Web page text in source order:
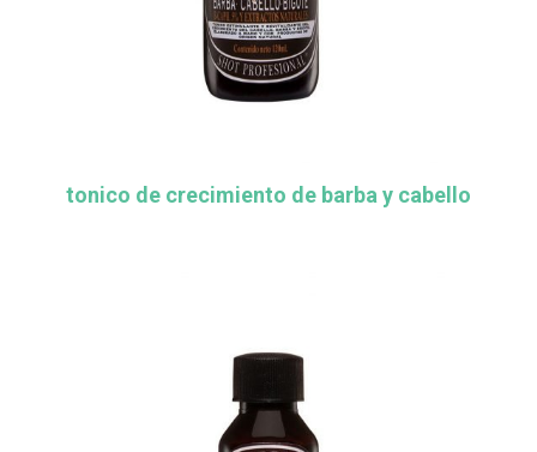
tonico de crecimiento de barba y cabello